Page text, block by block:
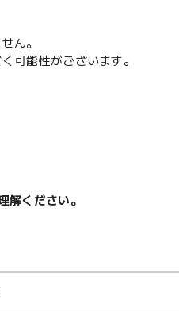
ん。
可能性がございます。
解ください。